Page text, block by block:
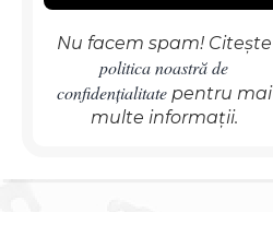
Nu facem spam! Citește
politica noastră de
confidențialitatepentru mai
multe informații.